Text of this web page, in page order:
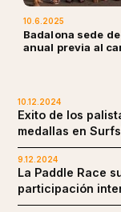
10.6.2025
Badalona sede
anual previa al
10.12.2024
Exito de los
medallas en
9.12.2024
La Paddle Race
participación